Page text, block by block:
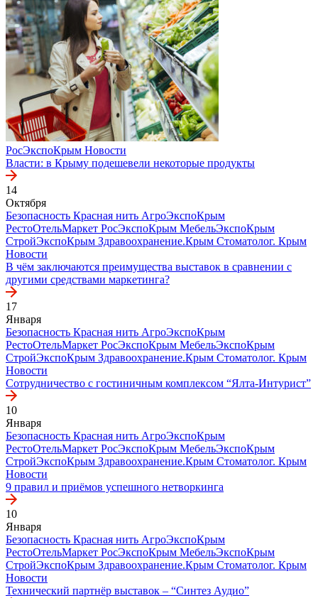
РосЭкспоКрым Новости
Власти: в Крыму подешевели некоторые продукты
14
Октября
Безопасность Красная нить АгроЭкспоКрым
РестоОтельМаркет РосЭкспоКрым МебельЭкспоКрым
СтройЭкспоКрым Здравоохранение.Крым Стоматолог. Крым
Новости
В чём заключаются преимущества выставок в сравнении с
другими средствами маркетинга?
17
Января
Безопасность Красная нить АгроЭкспоКрым
РестоОтельМаркет РосЭкспоКрым МебельЭкспоКрым
СтройЭкспоКрым Здравоохранение.Крым Стоматолог. Крым
Новости
Сотрудничество с гостиничным комплексом “Ялта-Интурист”
10
Января
Безопасность Красная нить АгроЭкспоКрым
РестоОтельМаркет РосЭкспоКрым МебельЭкспоКрым
СтройЭкспоКрым Здравоохранение.Крым Стоматолог. Крым
Новости
9 правил и приёмов успешного нетворкинга
10
Января
Безопасность Красная нить АгроЭкспоКрым
РестоОтельМаркет РосЭкспоКрым МебельЭкспоКрым
СтройЭкспоКрым Здравоохранение.Крым Стоматолог. Крым
Новости
Технический партнёр выставок – “Синтез Аудио”